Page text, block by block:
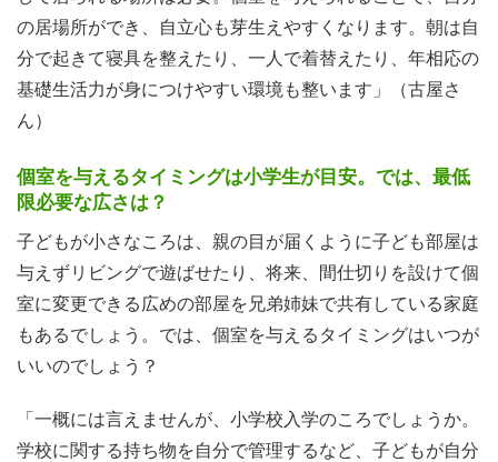
の居場所ができ、自立心も芽生えやすくなります。朝は自
分で起きて寝具を整えたり、一人で着替えたり、年相応の
基礎生活力が身につけやすい環境も整います」（古屋さ
ん）
個室を与えるタイミングは小学生が目安。では、最低
限必要な広さは？
子どもが小さなころは、親の目が届くように子ども部屋は
与えずリビングで遊ばせたり、将来、間仕切りを設けて個
室に変更できる広めの部屋を兄弟姉妹で共有している家庭
もあるでしょう。では、個室を与えるタイミングはいつが
いいのでしょう？
「一概には言えませんが、小学校入学のころでしょうか。
学校に関する持ち物を自分で管理するなど、子どもが自分